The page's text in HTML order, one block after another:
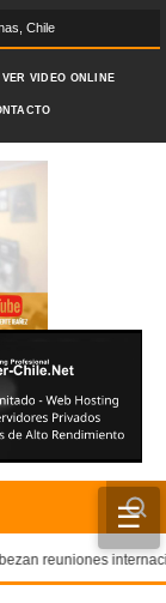
Chile
VER VIDEO ONLINE
☰
reuniones